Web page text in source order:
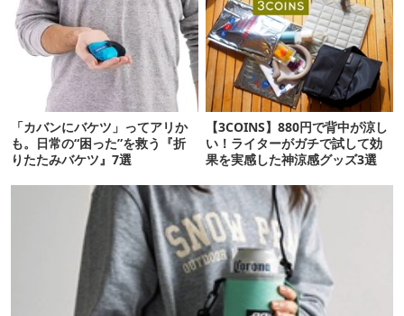
「カバンにバケツ」ってアリか
も。日常の“困った”を救う『折
りたたみバケツ』7選
【3COINS】880円で背中が涼し
い！ライターがガチで試して効
果を実感した神涼感グッズ3選